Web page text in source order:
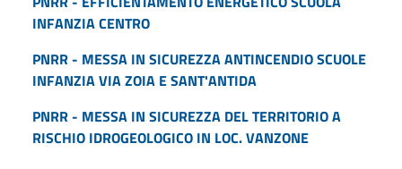
INFANZIA CENTRO
PNRR - MESSA IN SICUREZZA ANTINCENDIO SCUOLE
INFANZIA VIA ZOIA E SANT'ANTIDA
PNRR - MESSA IN SICUREZZA DEL TERRITORIO A
RISCHIO IDROGEOLOGICO IN LOC. VANZONE